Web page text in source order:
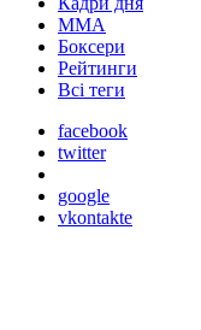
ММА
Боксери
Рейтинги
Всі теги
facebook
twitter
google
vkontakte